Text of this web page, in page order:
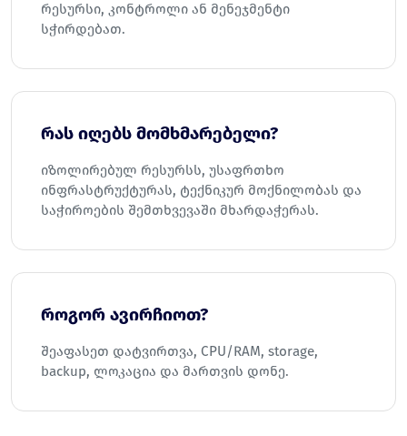
რესურსი, კონტროლი ან მენეჯმენტი
სჭირდებათ.
რას იღებს მომხმარებელი?
იზოლირებულ რესურსს, უსაფრთხო
ინფრასტრუქტურას, ტექნიკურ მოქნილობას და
საჭიროების შემთხვევაში მხარდაჭერას.
როგორ ავირჩიოთ?
შეაფასეთ დატვირთვა, CPU/RAM, storage,
backup, ლოკაცია და მართვის დონე.